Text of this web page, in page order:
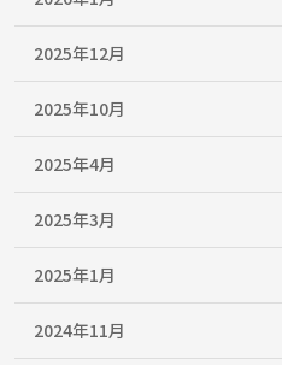
2025年12月
2025年10月
2025年4月
2025年3月
2025年1月
2024年11月